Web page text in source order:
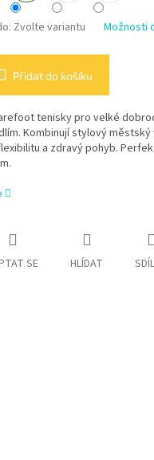
Zvolte variantu Možnosti
Přidat do košíku
tenisky pro velké
Kombinují stylový
a zdravý pohyb.
SE HLÍDAT